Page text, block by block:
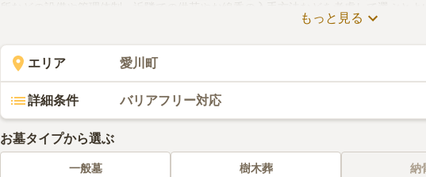
所などの設備や管理体制、近隣での供花やお線香の入手方法などを考慮して選ぶと
もっと見る
エリア 愛川町
詳細条件 バリアフリー対応
お墓タイプから選ぶ
一般墓 樹木葬 納